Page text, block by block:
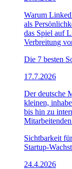
Warum
als
das Spiel auf
Verbreitung
Die 7 besten
17.7.2026
Der deutsche
kleinen,
bis hin zu
Sichtbarkeit
Startup-
24.4.2026